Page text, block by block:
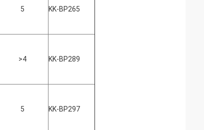
5 KK-BP265
>4 KK-BP289
5 KK-BP297